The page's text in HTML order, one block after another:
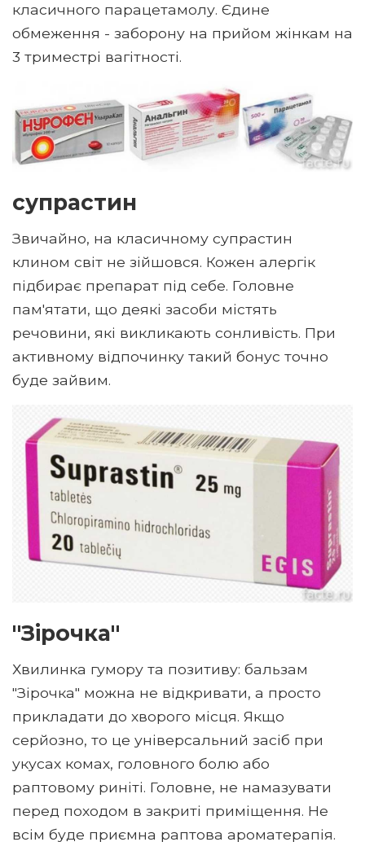
класичного парацетамолу. Єдине
обмеження - заборону на прийом жінкам на
3 триместрі вагітності.
супрастин
Звичайно, на класичному супрастин
клином світ не зійшовся. Кожен алергік
підбирає препарат під себе. Головне
пам'ятати, що деякі засоби містять
речовини, які викликають сонливість. При
активному відпочинку такий бонус точно
буде зайвим.
"Зірочка"
Хвилинка гумору та позитиву: бальзам
"Зірочка" можна не відкривати, а просто
прикладати до хворого місця. Якщо
серйозно, то це універсальний засіб при
укусах комах, головного болю або
раптовому риніті. Головне, не намазувати
перед походом в закриті приміщення. Не
всім буде приємна раптова ароматерапія.